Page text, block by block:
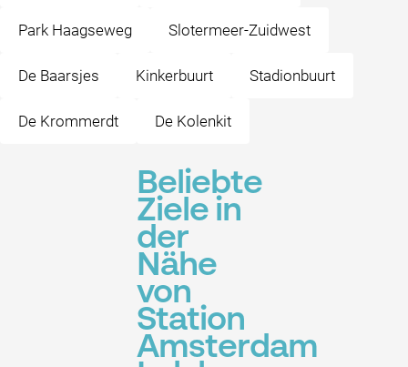
Park Haagseweg Slotermeer-Zuidwest
De Baarsjes Kinkerbuurt Stadionbuurt
De Krommerdt De Kolenkit
Beliebte
Ziele in
der
Nähe
von
Station
Amsterdam